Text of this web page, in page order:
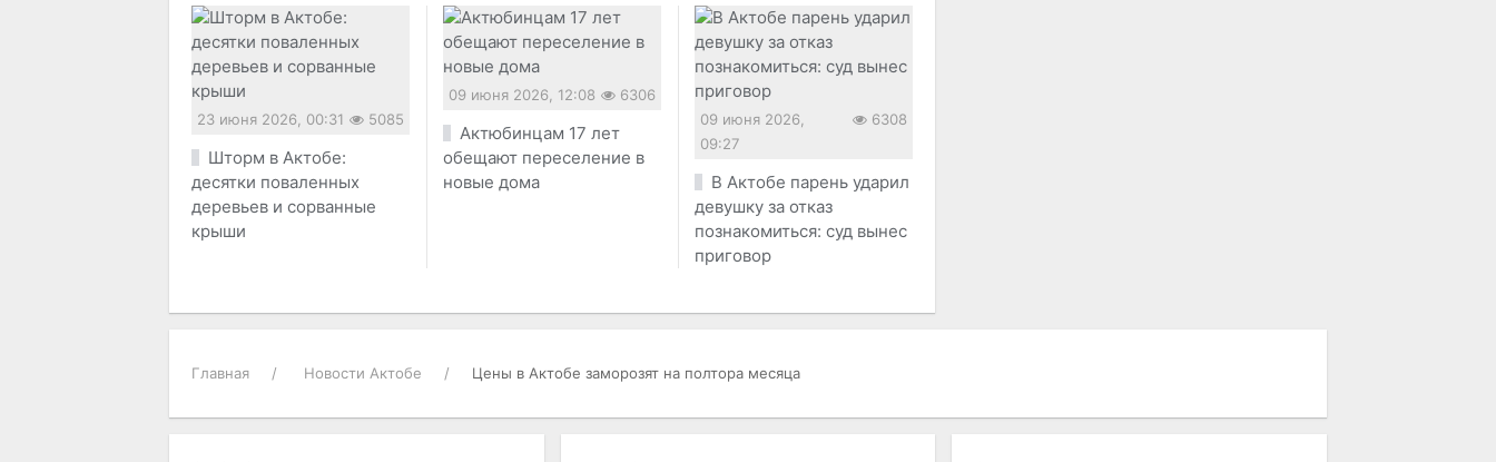
23 июня 2026, 00:31 5085
Шторм в Актобе:
десятки поваленных
деревьев и сорванные
крыши
09 июня 2026, 12:08 6306
Актюбинцам 17 лет
обещают переселение в
новые дома
09 июня 2026,
09:27
6308
В Актобе парень ударил
девушку за отказ
познакомиться: суд вынес
приговор
Главная Новости Актобе Цены в Актобе заморозят на полтора месяца